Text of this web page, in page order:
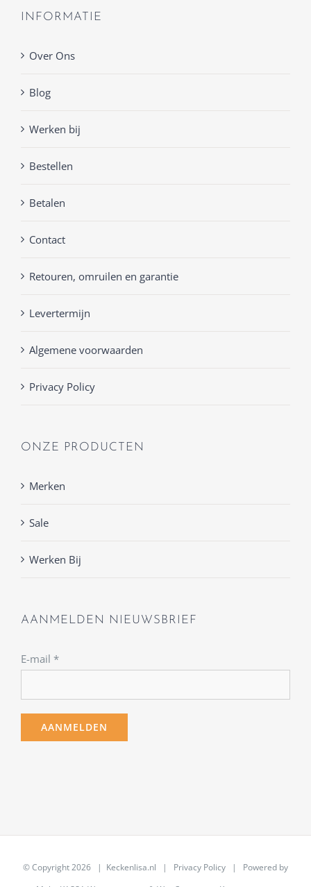
INFORMATIE
Over Ons
Blog
Werken bij
Bestellen
Betalen
Contact
Retouren, omruilen en garantie
Levertermijn
Algemene voorwaarden
Privacy Policy
ONZE PRODUCTEN
Merken
Sale
Werken Bij
AANMELDEN NIEUWSBRIEF
E-mail *
© Copyright2026 | Keckenlisa.nl | Privacy Policy | Powered by